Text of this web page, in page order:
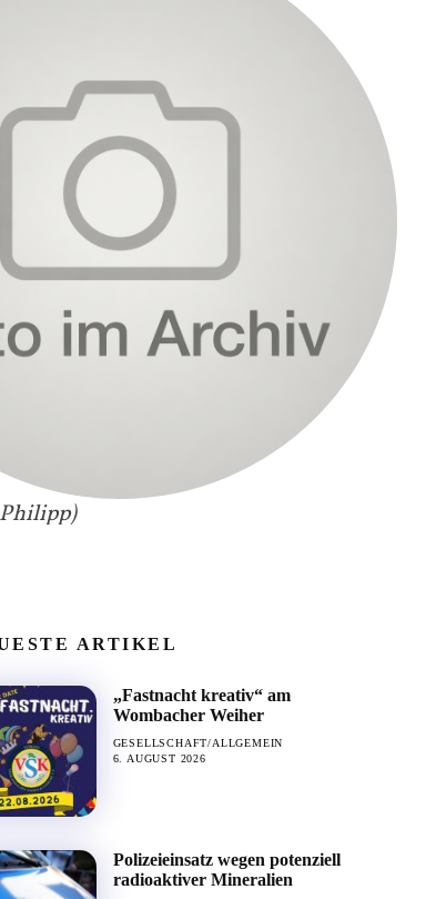
ARTIKEL
„Fastnacht kreativ“ am
Wombacher Weiher
GESELLSCHAFT/ALLGEMEIN
6. AUGUST 2026
Polizeieinsatz wegen potenziell
radioaktiver Mineralien